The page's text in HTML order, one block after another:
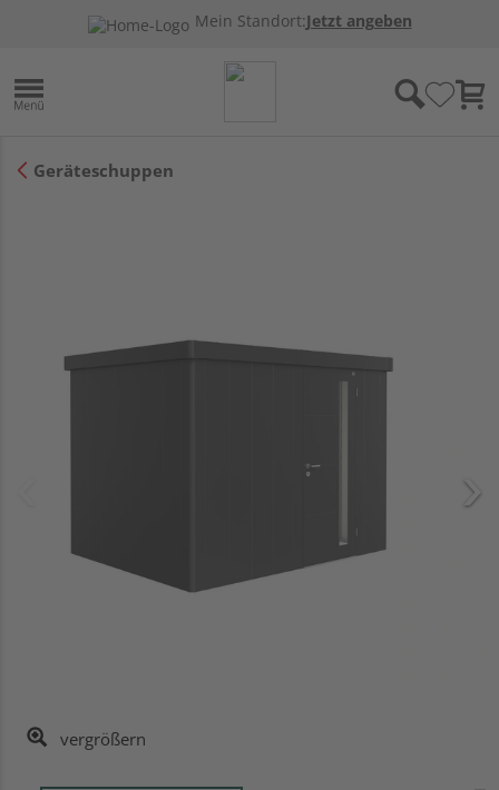
Mein Standort:Jetzt angeben
Geräteschuppen
vergrößern